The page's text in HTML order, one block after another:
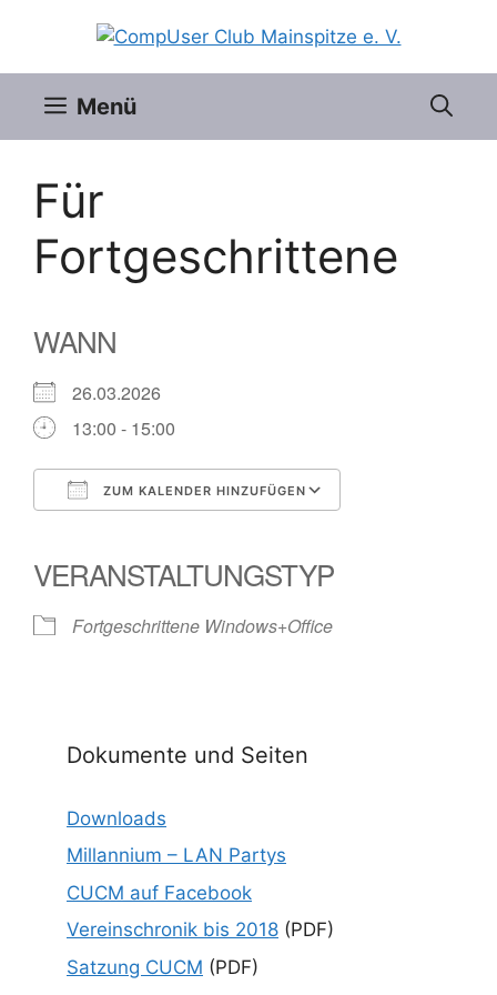
springen
Menü
Für
Fortgeschrittene
WANN
26.03.2026
13:00 - 15:00
ZUM KALENDER HINZUFÜGEN
VERANSTALTUNGSTYP
Fortgeschrittene Windows+Office
Dokumente und Seiten
Downloads
Millannium – LAN Partys
CUCM auf Facebook
Vereinschronik bis 2018 (PDF)
Satzung CUCM (PDF)